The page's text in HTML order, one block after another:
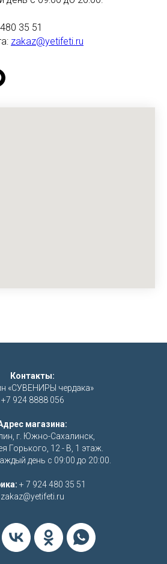
35 51
zakaz@yetifeti.ru
Контакты:
«СУВЕНИРЫ чердака»
+7 924 8888 056
магазина:
г. Южно-Сахалинск,
Горького, 12 - В, 1 этаж.
день с 09:00 до 20:00.
+ 7 924 480 35 51
zakaz@yetifeti.ru